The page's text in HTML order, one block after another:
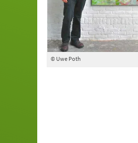
© Uwe Poth